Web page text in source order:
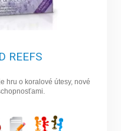
REEFS
hru o koralové útesy, nové